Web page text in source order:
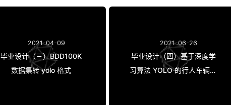
2021-04-09
毕业设计（三）BDD100K
数据集转 yolo 格式
2021-06-26
毕业设计（四）基于深度学
习算法 YOLO 的行人车辆检